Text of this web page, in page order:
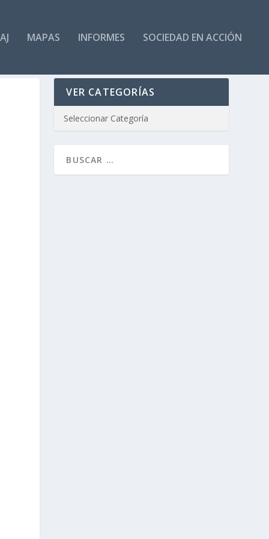
MAPAS INFORMES SOCIEDAD EN ACCIÓN
VER CATEGORÍAS